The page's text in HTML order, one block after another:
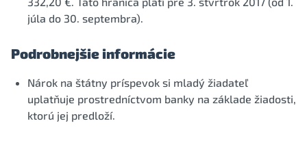
júla do 30. septembra).
Podrobnejšie informácie
Nárok na štátny príspevok si mladý žiadateľ
uplatňuje prostredníctvom banky na základe žiadosti,
ktorú jej predloží.